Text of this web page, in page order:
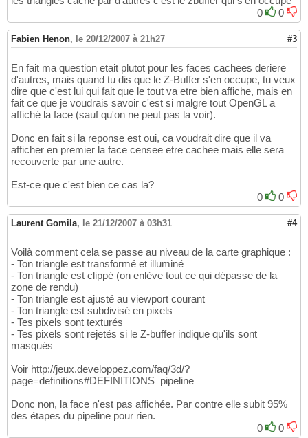
0
0
Fabien Henon, le 20/12/2007 à 21h27 #3
En fait ma question etait plutot pour les faces cachees deriere
d'autres, mais quand tu dis que le Z-Buffer s'en occupe, tu veux
dire que c'est lui qui fait que le tout va etre bien affiche, mais en
fait ce que je voudrais savoir c'est si malgre tout OpenGL a
affiché la face (sauf qu'on ne peut pas la voir).
Donc en fait si la reponse est oui, ca voudrait dire que il va
afficher en premier la face censee etre cachee mais elle sera
recouverte par une autre.
Est-ce que c'est bien ce cas la?
0
0
Laurent Gomila, le 21/12/2007 à 03h31 #4
Voilà comment cela se passe au niveau de la carte graphique :
- Ton triangle est transformé et illuminé
- Ton triangle est clippé (on enlève tout ce qui dépasse de la
zone de rendu)
- Ton triangle est ajusté au viewport courant
- Ton triangle est subdivisé en pixels
- Tes pixels sont texturés
- Tes pixels sont rejetés si le Z-buffer indique qu'ils sont
masqués
Voir http://jeux.developpez.com/faq/3d/?
page=definitions#DEFINITIONS_pipeline
Donc non, la face n'est pas affichée. Par contre elle subit 95%
des étapes du pipeline pour rien.
0
0